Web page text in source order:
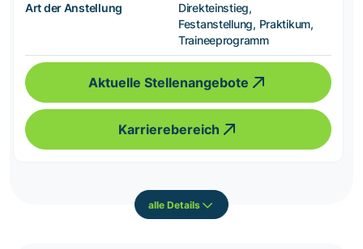
Art der Anstellung
Direkteinstieg,
Festanstellung, Praktikum,
Traineeprogramm
Aktuelle Stellenangebote
Karrierebereich
alle Details